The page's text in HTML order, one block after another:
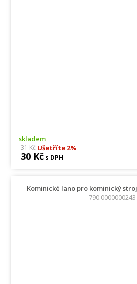
skladem
31 KčUšetříte 2%
30 Kč s DPH
Kominické lano pro kominický
790.0000000243